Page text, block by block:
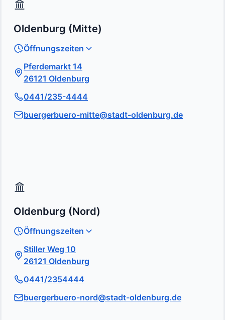
Oldenburg (Mitte)
Öffnungszeiten
Pferdemarkt 14
26121 Oldenburg
0441/235-4444
buergerbuero-mitte@stadt-oldenburg.de
Oldenburg (Nord)
Öffnungszeiten
Stiller Weg 10
26121 Oldenburg
0441/2354444
buergerbuero-nord@stadt-oldenburg.de